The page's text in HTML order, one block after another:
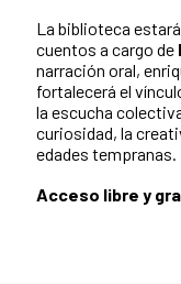
La biblioteca
cuentos a cargo de
narración oral,
fortalecerá el
la escucha
curiosidad, la
edades tempranas.
Acceso libre y